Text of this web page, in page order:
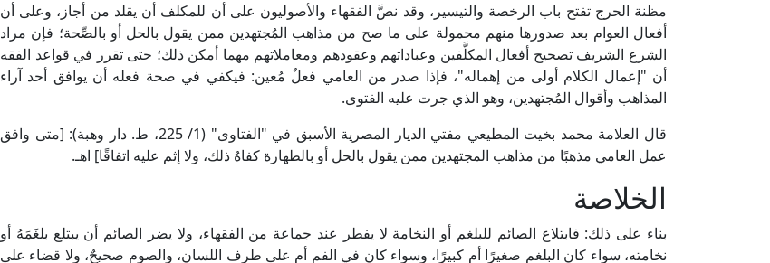
مظنة الحرج تفتح باب الرخصة والتيسير، وقد نصَّ الفقهاء والأصوليون على أن للمكلف أن يقلد من أجاز، وعلى أن
أفعال العوام بعد صدورها منهم محمولة على ما صح من مذاهب المُجتهدين ممن يقول بالحل أو بالصِّحة؛ فإن مراد
الشرع الشريف تصحيح أفعال المكلَّفين وعباداتهم وعقودهم ومعاملاتهم مهما أمكن ذلك؛ حتى تقرر في قواعد الفقه
أن "إعمال الكلام أولى من إهماله"، فإذا صدر من العامي فعلٌ مُعين: فيكفي في صحة فعله أن يوافق أحد آراء
المذاهب وأقوال المُجتهدين، وهو الذي جرت عليه الفتوى.
قال العلامة محمد بخيت المطيعي مفتي الديار المصرية الأسبق في "الفتاوى" (1/ 225، ط. دار وهبة): [متى وافق
عمل العامي مذهبًا من مذاهب المجتهدين ممن يقول بالحل أو بالطهارة كفاهُ ذلك، ولا إثم عليه اتفاقًا] اهـ.
الخلاصة
بناء على ذلك: فابتلاع الصائم للبلغم أو النخامة لا يفطر عند جماعة من الفقهاء، ولا يضر الصائم أن يبتلع بلغَمَهُ أو
نخامته، سواء كان البلغم صغيرًا أم كبيرًا، وسواء كان في الفم أم على طرف اللسان، والصوم صحيحٌ، ولا قضاء على